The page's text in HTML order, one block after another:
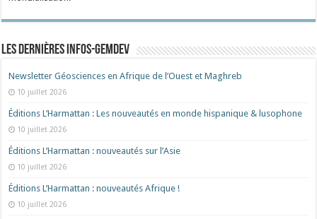
Les dernières Infos-Gemdev
Newsletter Géosciences en Afrique de l’Ouest et Maghreb
10 juillet 2026
Éditions L’Harmattan : Les nouveautés en monde hispanique & lusophone
10 juillet 2026
Éditions L’Harmattan : nouveautés sur l’Asie
10 juillet 2026
Éditions L’Harmattan : nouveautés Afrique !​
10 juillet 2026